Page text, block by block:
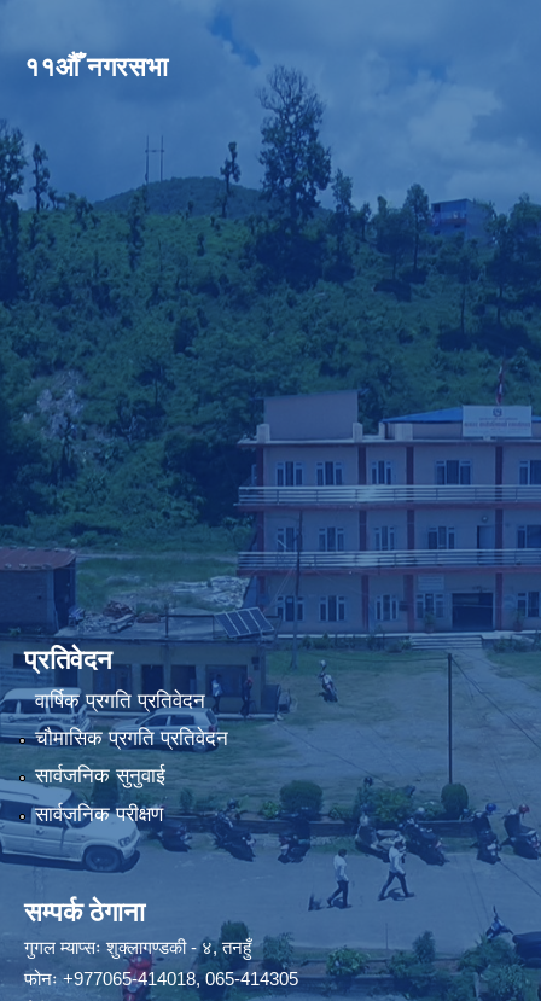
११औँ नगरसभा
प्रतिवेदन
वार्षिक प्रगति प्रतिवेदन
चौमासिक प्रगति प्रतिवेदन
सार्वजनिक सुनुवाई
सार्वजनिक परीक्षण
सम्पर्क ठेगाना
गुगल म्याप्सःशुक्लागण्डकी - ४, तनहुँ
फोनः+977065-414018,065-414305